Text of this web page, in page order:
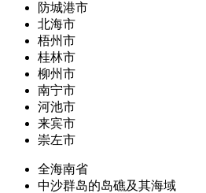
防城港市
北海市
梧州市
桂林市
柳州市
南宁市
河池市
来宾市
崇左市
全海南省
中沙群岛的岛礁及其海域